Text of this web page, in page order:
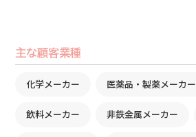
主な顧客業種
化学メーカー 医薬品・製薬メーカー
飲料メーカー 非鉄金属メーカー